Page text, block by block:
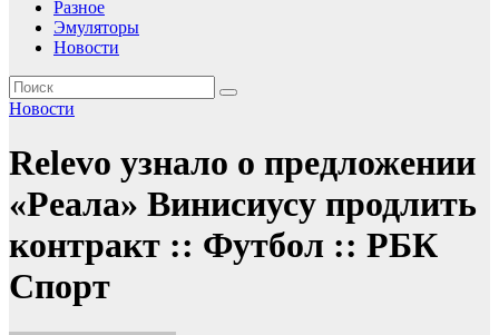
Разное
Эмуляторы
Новости
Новости
Relevo узнало о предложении
«Реала» Винисиусу продлить
контракт :: Футбол :: РБК
Спорт